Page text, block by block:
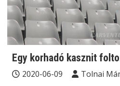
Egy korhadó kasznit
2020-06-09 Tolnai